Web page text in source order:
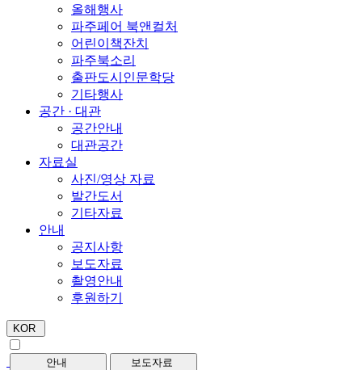
올해행사
파주페어 북앤컬처
어린이책잔치
파주북소리
출판도시인문학당
기타행사
공간 · 대관
공간안내
대관공간
자료실
사진/영상 자료
발간도서
기타자료
안내
공지사항
보도자료
촬영안내
후원하기
KOR
안내 보도자료